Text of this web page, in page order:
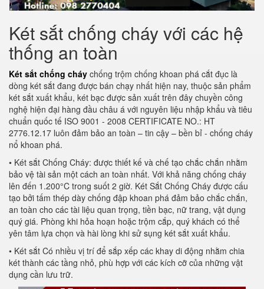
Két sắt chống cháy với các hệ
thống an toàn
Két sắt chống cháy chống trộm chống khoan phá cắt đục là
dòng két sắt đang được bán chạy nhất hiện nay, thuộc sản phẩm
két sắt xuất khẩu, két bạc được sản xuất trên đây chuyền công
nghệ hiện đại hàng đầu châu á với nguyên liệu nhập khẩu và tiêu
chuẩn quốc tế ISO 9001 - 2008 CERTIFICATE NO.: HT
2776.12.17 luôn đảm bảo an toàn – tin cậy – bền bỉ - chống cháy
nổ khoan phá.
• Két sắt Chống Cháy: được thiết kế và chế tạo chắc chắn nhằm
bảo vệ tài sản một cách an toàn nhất. Với khả năng chống cháy
lên đến 1.200°C trong suốt 2 giờ. Két Sắt Chống Cháy được cấu
tạo bởi tấm thép dày chống đập khoan phá đảm bảo chắc chắn,
an toàn cho các tài liệu quan trọng, tiền bạc, nữ trang, vật dụng
quý giá. Phòng khi hỏa hoạn hoặc trộm cắp, quý khách có thể
yên tâm lựa chọn và hài lòng khi sử sụng két sắt xuất khẩu.
• Két sắt Có nhiều vị trí để sắp xếp các khay di động nhằm chia
két thành các tầng nhỏ, phù hợp với các kích cỡ của những vật
dụng cần lưu trữ.